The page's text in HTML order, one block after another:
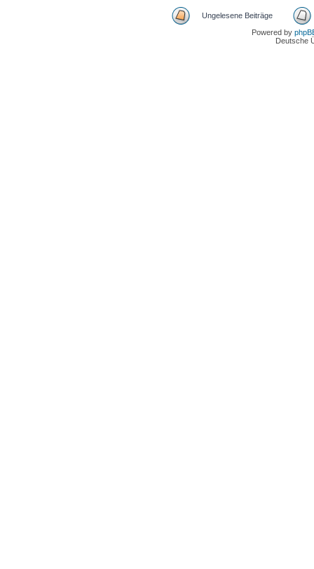
Ungelesene Beiträge
Powered by
Deutsche